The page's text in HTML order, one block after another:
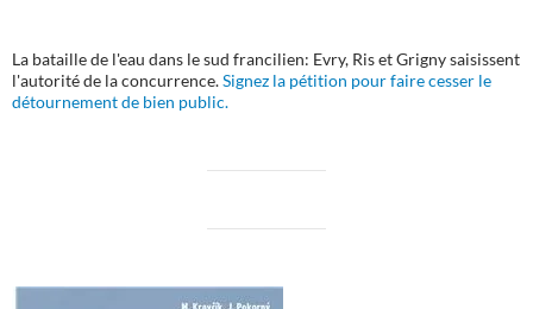
La bataille de l'eau dans le sud francilien: Evry, Ris et Grigny saisissent
l'autorité de la concurrence.Signez la pétition pour faire cesser le
détournement de bien public.